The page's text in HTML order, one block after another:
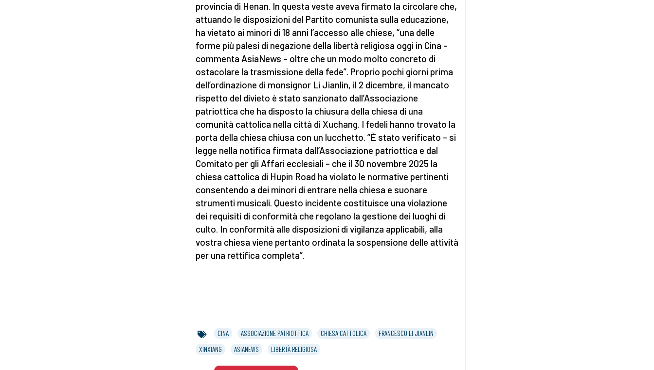
provincia di Henan. In questa veste aveva firmato la circolare che,
attuando le disposizioni del Partito comunista sulla educazione,
ha vietato ai minori di 18 anni l’accesso alle chiese, “una delle
forme più palesi di negazione della libertà religiosa oggi in Cina –
commenta AsiaNews – oltre che un modo molto concreto di
ostacolare la trasmissione della fede”. Proprio pochi giorni prima
dell’ordinazione di monsignor Li Jianlin, il 2 dicembre, il mancato
rispetto del divieto è stato sanzionato dall’Associazione
patriottica che ha disposto la chiusura della chiesa di una
comunità cattolica nella città di Xuchang. I fedeli hanno trovato la
porta della chiesa chiusa con un lucchetto. “È stato verificato – si
legge nella notifica firmata dall’Associazione patriottica e dal
Comitato per gli Affari ecclesiali – che il 30 novembre 2025 la
chiesa cattolica di Hupin Road ha violato le normative pertinenti
consentendo a dei minori di entrare nella chiesa e suonare
strumenti musicali. Questo incidente costituisce una violazione
dei requisiti di conformità che regolano la gestione dei luoghi di
culto. In conformità alle disposizioni di vigilanza applicabili, alla
vostra chiesa viene pertanto ordinata la sospensione delle attività
per una rettifica completa”.
CINA ASSOCIAZIONE PATRIOTTICA CHIESA CATTOLICA
FRANCESCO LI JIANLIN
XINXIANG
ASIANEWS LIBERTÀ RELIGIOSA